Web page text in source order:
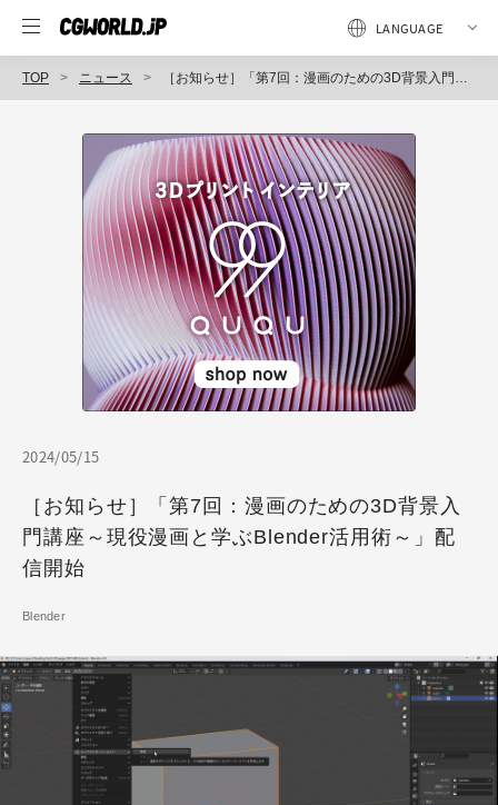
TOP ニュース ［お知らせ］「第7回：漫画のための3D背景入門講座～現役漫画と学ぶBlender活用術～」配信開始
2024/05/15
［お知らせ］「第7回：漫画のための3D背景入
門講座～現役漫画と学ぶBlender活用術～」配
信開始
Blender